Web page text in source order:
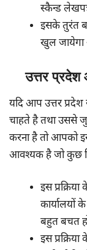
स्कैन्ड
इसके तुरंत
खुल
उत्तर प्रदेश
यदि आप उत्तर
चाहते है तथा उससे
करना है तो आपको
आवश्यक है जो कुछ
इस
बहुत बचत
इस